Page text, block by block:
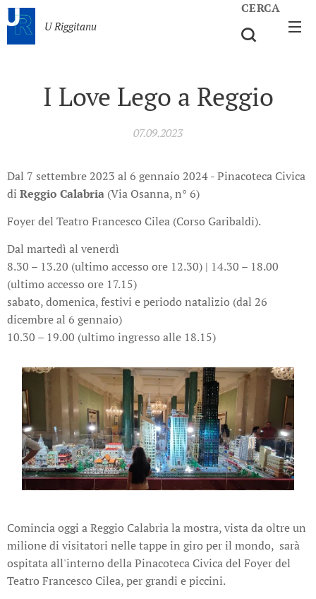
U Riggitanu
CERCA
I Love Lego a Reggio
07.09.2023
Dal 7 settembre 2023 al 6 gennaio 2024 -Pinacoteca Civica
di Reggio Calabria (Via Osanna, n° 6)
Foyer del Teatro Francesco Cilea (Corso Garibaldi).
Dal martedì al venerdì
8.30 – 13.20 (ultimo accesso ore 12.30) | 14.30 – 18.00
(ultimo accesso ore 17.15)
sabato, domenica, festivi e periodo natalizio (dal 26
dicembre al 6 gennaio)
10.30 – 19.00 (ultimo ingresso alle 18.15)
Comincia oggi a Reggio Calabria la mostra, vista da oltre un
milione di visitatori nelle tappe in giro per il mondo, sarà
ospitata all'interno della Pinacoteca Civica del Foyer del
Teatro Francesco Cilea, per grandi e piccini.